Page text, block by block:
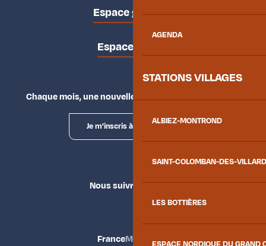
AGENDA
STATIONS VILLAGES
ALBIEZ-MONTROND
SAINT-COLOMBAN-DES-
LES BOTTIÈRES
Espace groupes
Espace presse
Chaque mois, une nouvelle façon d'explorer la vallée.
Je m'inscris à la newsletter
Nous suivre
FranceMaurienne